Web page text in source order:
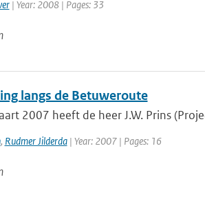
| Year: 2008 | Pages: 33
langs de Betuweroute
2007 heeft de heer J.W. Prins
, Rudmer Jilderda| Year: 2007 | Pages: 16